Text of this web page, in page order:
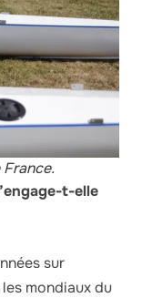
t-elle
sur
mondiaux du